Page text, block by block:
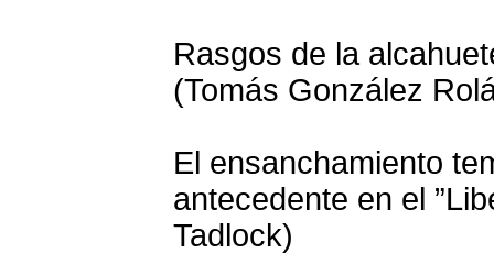
Rasgos de la
(Tomás González
El ensanchamiento
antecedente en el
Tadlock)